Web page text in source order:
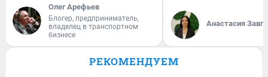
Олег Арефьев
Блогер, предприниматель,
владелец в транспортном
бизнесе
Анастасия
РЕКОМЕНДУЕМ